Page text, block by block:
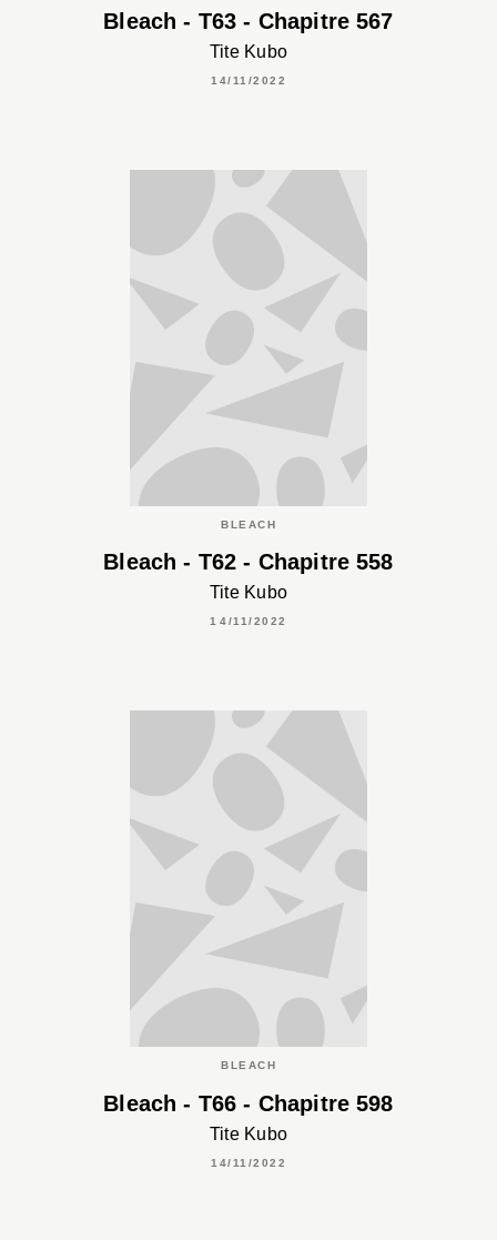
Bleach - T63 - Chapitre 567
Tite Kubo
14/11/2022
BLEACH
Bleach - T62 - Chapitre 558
Tite Kubo
14/11/2022
BLEACH
Bleach - T66 - Chapitre 598
Tite Kubo
14/11/2022